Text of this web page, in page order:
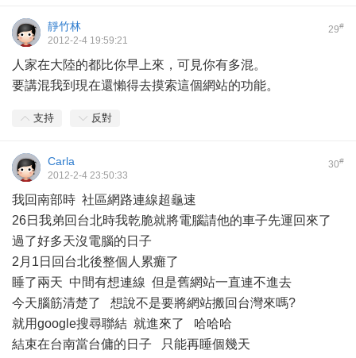
29#
靜竹林
2012-2-4 19:59:21
人家在大陸的都比你早上來，可見你有多混。
要講混我到現在還懶得去摸索這個網站的功能。
支持 反對
30#
Carla
2012-2-4 23:50:33
我回南部時 社區網路連線超龜速
26日我弟回台北時我乾脆就將電腦請他的車子先運回來了
過了好多天沒電腦的日子
2月1日回台北後整個人累癱了
睡了兩天 中間有想連線 但是舊網站一直連不進去
今天腦筋清楚了 想說不是要將網站搬回台灣來嗎?
就用google搜尋聯結 就進來了 哈哈哈
結束在台南當台傭的日子 只能再睡個幾天